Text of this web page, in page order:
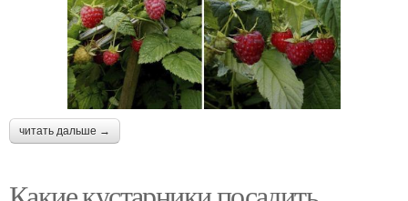
читать дальше →